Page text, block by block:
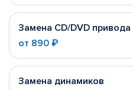
Замена CD/DVD привода
от 890 ₽
Замена динамиков